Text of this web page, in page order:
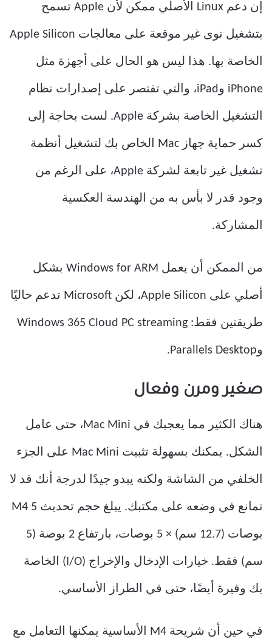
إن دعم Linux الأصلي ممكن لأن Apple تسمح
بتشغيل نوى غير موقعة على معالجات Apple Silicon
الخاصة بها. هذا ليس هو الحال على أجهزة مثل
iPhone وiPad، والتي تقتصر على إصدارات نظام
التشغيل الخاصة بشركة Apple. لست بحاجة إلى
كسر حماية جهاز Mac الخاص بك لتشغيل أنظمة
تشغيل غير تابعة لشركة Apple، على الرغم من
وجود قدر لا بأس به من الهندسة العكسية
المشاركة.
من الممكن أن يعمل Windows for ARM بشكل
أصلي على Apple Silicon، لكن Microsoft تدعم حاليًا
طريقتين فقط: Windows 365 Cloud PC streaming
وParallels Desktop.
صغير ومرن وفعال
هناك الكثير مما يعجبك في Mac Mini، حتى عامل
الشكل. يمكنك بسهولة تثبيت Mac Mini على الجزء
الخلفي من الشاشة ولكنه يبدو جيدًا لدرجة أنك قد لا
تمانع في وضعه على مكتبك. يبلغ حجم تحديث M4 5
بوصات (12.7 سم) × 5 بوصات، بارتفاع 2 بوصة (5
سم) فقط. خيارات الإدخال والإخراج (I/O) الخاصة
بك وفيرة أيضًا، حتى في الطراز الأساسي.
في حين أن شريحة M4 الأساسية يمكنها التعامل مع